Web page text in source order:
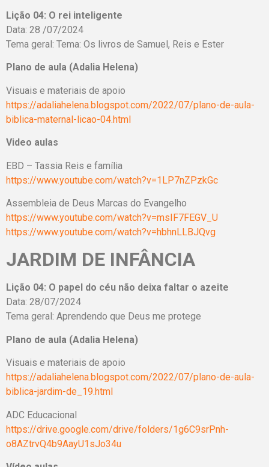
Lição 04: O rei inteligente
Data: 28 /07/2024
Tema geral: Tema: Os livros de Samuel, Reis e Ester
Plano de aula (Adalia Helena)
Visuais e materiais de apoio
https://adaliahelena.blogspot.com/2022/07/plano-de-aula-
biblica-maternal-licao-04.html
Video aulas
EBD – Tassia Reis e família
https://www.youtube.com/watch?v=1LP7nZPzkGc
Assembleia de Deus Marcas do Evangelho
https://www.youtube.com/watch?v=msIF7FEGV_U
https://www.youtube.com/watch?v=hbhnLLBJQvg
JARDIM DE INFÂNCIA
Lição 04: O papel do céu não deixa faltar o azeite
Data: 28/07/2024
Tema geral: Aprendendo que Deus me protege
Plano de aula (Adalia Helena)
Visuais e materiais de apoio
https://adaliahelena.blogspot.com/2022/07/plano-de-aula-
biblica-jardim-de_19.html
ADC Educacional
https://drive.google.com/drive/folders/1g6C9srPnh-
o8AZtrvQ4b9AayU1sJo34u